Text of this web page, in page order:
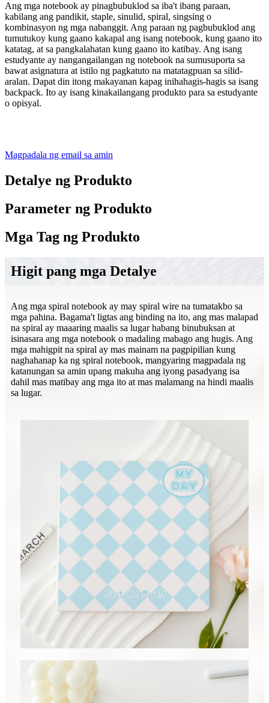
Ang mga notebook ay pinagbubuklod sa iba't ibang paraan,
kabilang ang pandikit, staple, sinulid, spiral, singsing o
kombinasyon ng mga nabanggit. Ang paraan ng pagbubuklod ang
tumutukoy kung gaano kakapal ang isang notebook, kung gaano ito
katatag, at sa pangkalahatan kung gaano ito katibay. Ang isang
estudyante ay nangangailangan ng notebook na sumusuporta sa
bawat asignatura at istilo ng pagkatuto na matatagpuan sa silid-
aralan. Dapat din itong makayanan kapag inihahagis-hagis sa isang
backpack. Ito ay isang kinakailangang produkto para sa estudyante
o opisyal.
Magpadala ng email sa amin
Detalye ng Produkto
Parameter ng Produkto
Mga Tag ng Produkto
Higit pang mga Detalye
Ang mga spiral notebook ay may spiral wire na tumatakbo sa
mga pahina. Bagama't ligtas ang binding na ito, ang mas malapad
na spiral ay maaaring maalis sa lugar habang binubuksan at
isinasara ang mga notebook o madaling mabago ang hugis. Ang
mga mahigpit na spiral ay mas mainam na pagpipilian kung
naghahanap ka ng spiral notebook, mangyaring magpadala ng
katanungan sa amin upang makuha ang iyong pasadyang isa
dahil mas matibay ang mga ito at mas malamang na hindi maalis
sa lugar.